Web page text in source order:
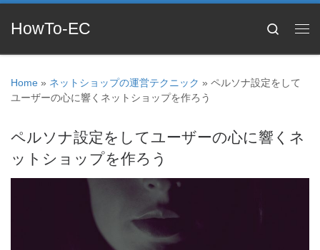
HowTo-EC Search
Home » ネットショップの運営テクニック » ペルソナ設定をして
ユーザーの心に響くネットショップを作ろう
ペルソナ設定をしてユーザーの心に響くネ
ットショップを作ろう